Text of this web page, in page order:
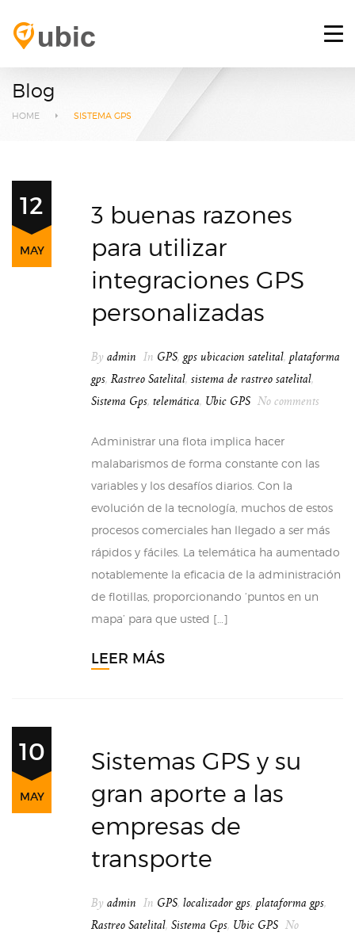
RETOS
PLATAFORMA GPS
CONTACTO
INICIAR SESIÓN
Blog
HOME SISTEMA GPS
12
MAY
3 buenas razones
para utilizar
integraciones GPS
personalizadas
By admin In GPS, gps ubicacion satelital, plataforma
gps, Rastreo Satelital, sistema de rastreo satelital,
Sistema Gps, telemática, Ubic GPS No comments
Administrar una flota implica hacer
malabarismos de forma constante con las
variables y los desafíos diarios. Con la
evolución de la tecnología, muchos de estos
procesos comerciales han llegado a ser más
rápidos y fáciles. La telemática ha aumentado
notablemente la eficacia de la administración
de flotillas, proporcionando ‘puntos en un
mapa’ para que usted […]
LEER MÁS
10
MAY
Sistemas GPS y su
gran aporte a las
empresas de
transporte
By admin In GPS, localizador gps, plataforma gps,
Rastreo Satelital, Sistema Gps, Ubic GPS No